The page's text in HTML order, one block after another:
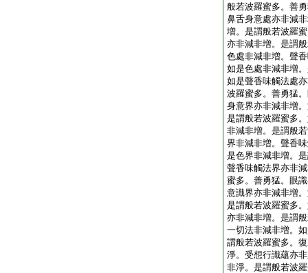
般若波羅蜜多。善
鼻舌身意處亦非減
増。是謂般若波羅
亦非減非増。是謂
色處非減非増。聲
如是色處非減非増
如是聲香味觸法處
波羅蜜多。善勇猛
身意界亦非減非増
是謂般若波羅蜜多
非減非増。是謂般
界非減非増。聲香
是色界非減非増。
聲香味觸法界亦非
蜜多。善勇猛。眼
意識界亦非減非増
是謂般若波羅蜜多
亦非減非増。是謂
一切法非減非増。
謂般若波羅蜜多。
淨。受想行識蘊亦
非淨。是謂般若波